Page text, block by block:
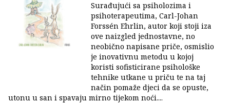
Surađujući sa psiholozima i
psihoterapeutima, Carl-Johan
Forssén Ehrlin, autor koji stoji iza
ove naizgled jednostavne, no
neobično napisane priče, osmislio
je inovativnu metodu u kojoj
koristi sofisticirane psihološke
tehnike utkane u priču te na taj
način pomaže djeci da se opuste,
utonu u san i spavaju mirno tijekom noći....